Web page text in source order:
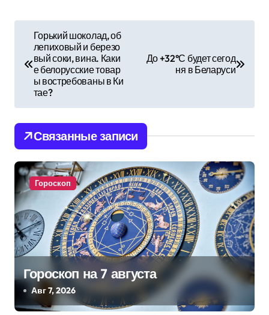
и
г
а
ц
и
я
п
о
з
Горький шоколад, об
лепиховый и березо
вый соки, вина. Каки
е белорусские товар
ы востребованы в Ки
тае?
До +32°С будет сегод
ня в Беларуси
Связанные записи
Гороскоп
Гороскоп на 7 августа
Авг 7, 2026